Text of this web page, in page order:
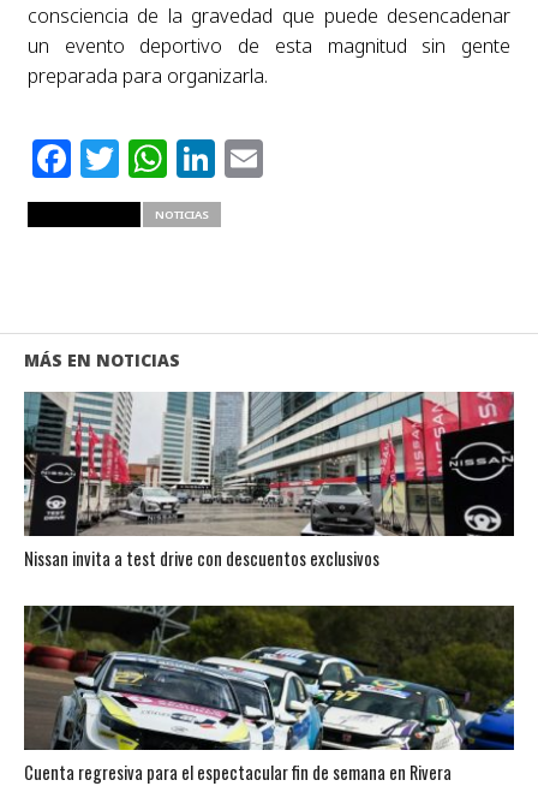
consciencia de la gravedad que puede desencadenar
un evento deportivo de esta magnitud sin gente
preparada para organizarla.
Facebook
Twitter
WhatsApp
LinkedIn
Email
NOTICIAS
MÁS EN NOTICIAS
Nissan invita a test drive con descuentos exclusivos
Cuenta regresiva para el espectacular fin de semana en Rivera